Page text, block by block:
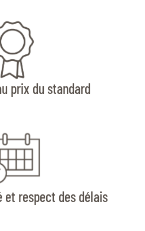
prix du standard
et respect des délais